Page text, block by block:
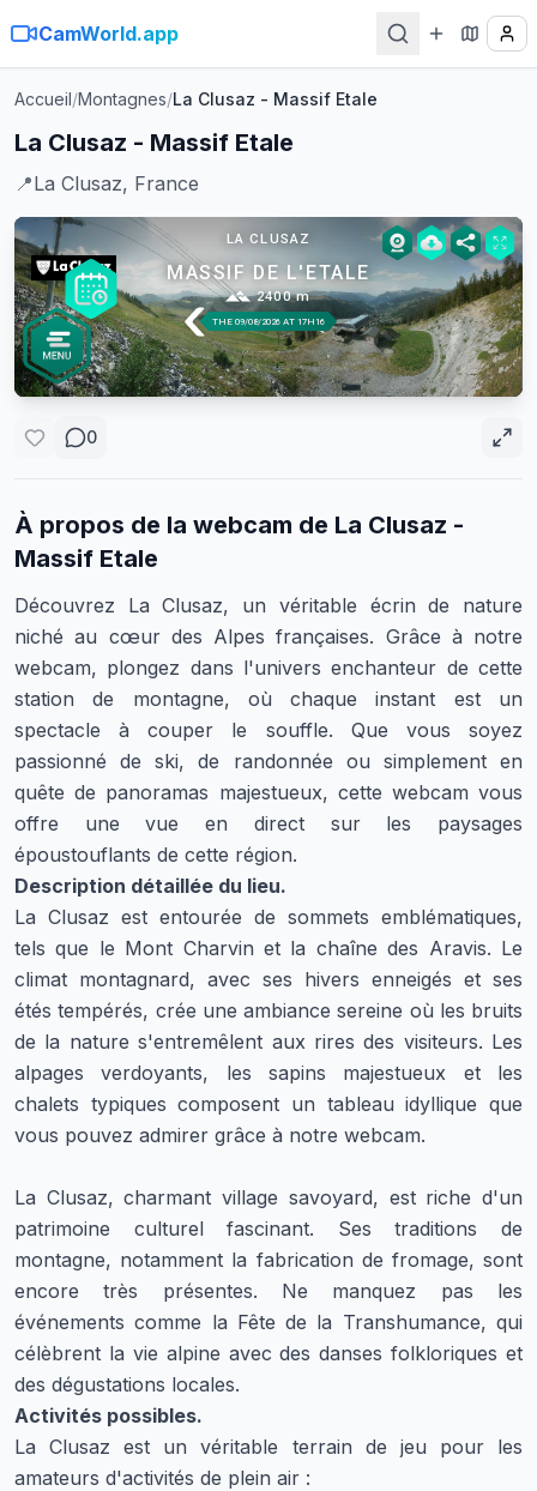
CamWorld.app
Accueil/Montagnes/La Clusaz - Massif Etale
La Clusaz - Massif Etale
📍La Clusaz, France
0
À propos de la webcam de La Clusaz -
Massif Etale
Découvrez La Clusaz, un véritable écrin de nature
niché au cœur des Alpes françaises. Grâce à notre
webcam, plongez dans l'univers enchanteur de cette
station de montagne, où chaque instant est un
spectacle à couper le souffle. Que vous soyez
passionné de ski, de randonnée ou simplement en
quête de panoramas majestueux, cette webcam vous
offre une vue en direct sur les paysages
époustouflants de cette région.
Description détaillée du lieu.
La Clusaz est entourée de sommets emblématiques,
tels que le Mont Charvin et la chaîne des Aravis. Le
climat montagnard, avec ses hivers enneigés et ses
étés tempérés, crée une ambiance sereine où les bruits
de la nature s'entremêlent aux rires des visiteurs. Les
alpages verdoyants, les sapins majestueux et les
chalets typiques composent un tableau idyllique que
vous pouvez admirer grâce à notre webcam.
La Clusaz, charmant village savoyard, est riche d'un
patrimoine culturel fascinant. Ses traditions de
montagne, notamment la fabrication de fromage, sont
encore très présentes. Ne manquez pas les
événements comme la Fête de la Transhumance, qui
célèbrent la vie alpine avec des danses folkloriques et
des dégustations locales.
Activités possibles.
La Clusaz est un véritable terrain de jeu pour les
amateurs d'activités de plein air :